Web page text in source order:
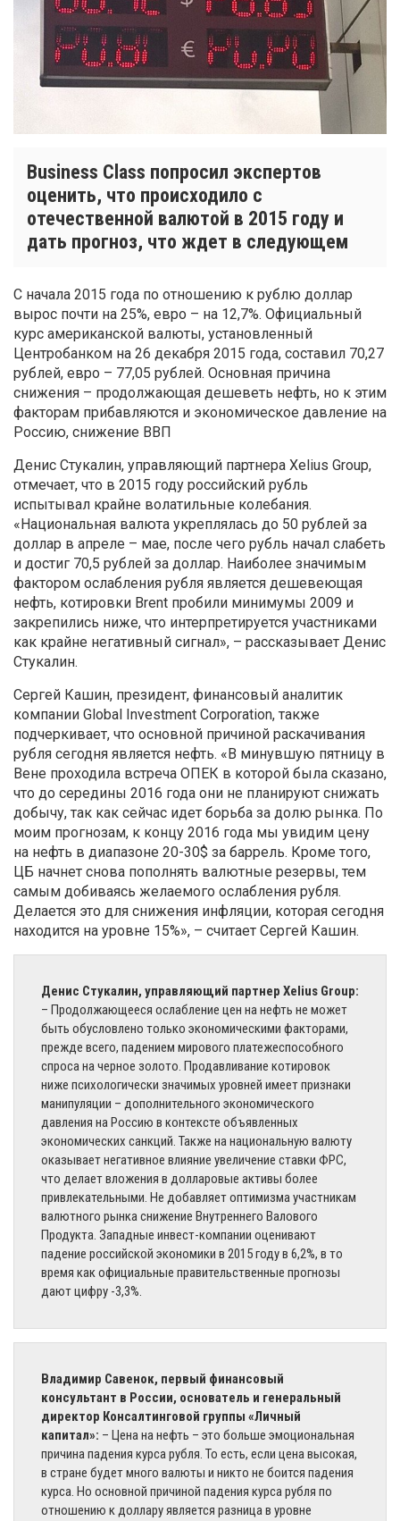
Business Class попросил экспертов
оценить, что происходило с
отечественной валютой в 2015 году и
дать прогноз, что ждет в следующем
С начала 2015 года по отношению к рублю доллар
вырос почти на 25%, евро – на 12,7%. Официальный
курс американской валюты, установленный
Центробанком на 26 декабря 2015 года, составил 70,27
рублей, евро – 77,05 рублей. Основная причина
снижения – продолжающая дешеветь нефть, но к этим
факторам прибавляются и экономическое давление на
Россию, снижение ВВП
Денис Стукалин, управляющий партнера Xelius Group,
отмечает, что в 2015 году российский рубль
испытывал крайне волатильные колебания.
«Национальная валюта укреплялась до 50 рублей за
доллар в апреле – мае, после чего рубль начал слабеть
и достиг 70,5 рублей за доллар. Наиболее значимым
фактором ослабления рубля является дешевеющая
нефть, котировки Brent пробили минимумы 2009 и
закрепились ниже, что интерпретируется участниками
как крайне негативный сигнал», – рассказывает Денис
Стукалин.
Сергей Кашин, президент, финансовый аналитик
компании Global Investment Corporation, также
подчеркивает, что основной причиной раскачивания
рубля сегодня является нефть. «В минувшую пятницу в
Вене проходила встреча ОПЕК в которой была сказано,
что до середины 2016 года они не планируют снижать
добычу, так как сейчас идет борьба за долю рынка. По
моим прогнозам, к концу 2016 года мы увидим цену
на нефть в диапазоне 20-30$ за баррель. Кроме того,
ЦБ начнет снова пополнять валютные резервы, тем
самым добиваясь желаемого ослабления рубля.
Делается это для снижения инфляции, которая сегодня
находится на уровне 15%», – считает Сергей Кашин.
Денис Стукалин, управляющий партнер Xelius Group:
– Продолжающееся ослабление цен на нефть не может
быть обусловлено только экономическими факторами,
прежде всего, падением мирового платежеспособного
спроса на черное золото. Продавливание котировок
ниже психологически значимых уровней имеет признаки
манипуляции – дополнительного экономического
давления на Россию в контексте объявленных
экономических санкций. Также на национальную валюту
оказывает негативное влияние увеличение ставки ФРС,
что делает вложения в долларовые активы более
привлекательными. Не добавляет оптимизма участникам
валютного рынка снижение Внутреннего Валового
Продукта. Западные инвест-компании оценивают
падение российской экономики в 2015 году в 6,2%, в то
время как официальные правительственные прогнозы
дают цифру -3,3%.
Владимир Савенок, первый финансовый
консультант в России, основатель и генеральный
директор Консалтинговой группы «Личный
капитал»: – Цена на нефть – это больше эмоциональная
причина падения курса рубля. То есть, если цена высокая,
в стране будет много валюты и никто не боится падения
курса. Но основной причиной падения курса рубля по
отношению к доллару является разница в уровне